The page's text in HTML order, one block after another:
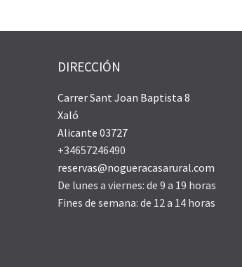
DIRECCIÓN
Carrer Sant Joan Baptista 8
Xaló
Alicante 03727
+34657246490
reservas@nogueracasarural.com
De lunes a viernes: de 9 a 19 horas
Fines de semana: de 12 a 14 horas